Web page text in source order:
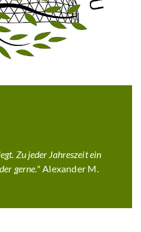
Zu jeder Jahreszeit ein
gerne." Alexander M.